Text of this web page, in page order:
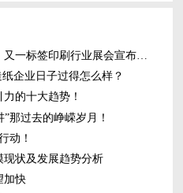
人教版小学教材将重新印刷、又一标签印刷行业展会宣布延期、5家造纸及包装印刷富豪上榜新财富500富人榜......
企业日子过得怎么样？
的十大趋势！
那过去的峥嵘岁月！
动！
现状及发展趋势分析
加快